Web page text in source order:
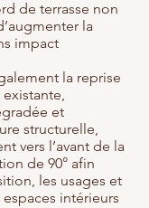
de terrasse non
la
impact
la reprise
et
structurelle,
vers l’avant de la
de 90° afin
les usages et
intérieurs